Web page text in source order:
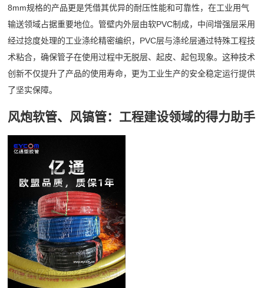
8mm规格的产品更是凭借其优异的耐压性能和可靠性，在工业用气
输送领域占据重要地位。管壁内外层由软PVC制成，中间增强层采用
经过捻度处理的工业涤纶精密编织，PVC层与涤纶层通过特殊工程技
术粘合，确保管子在使用过程中无脱层、起皮、起包现象。这种技术
创新不仅提升了产品的使用寿命，更为工业生产的安全稳定运行提供
了坚实保障。
风炮软管、风镐管：工程建设领域的得力助手